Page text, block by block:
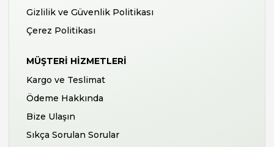
Gizlilik ve Güvenlik Politikası
Çerez Politikası
MÜŞTERI HIZMETLERI
Kargo ve Teslimat
Ödeme Hakkında
Bize Ulaşın
Sıkça Sorulan Sorular